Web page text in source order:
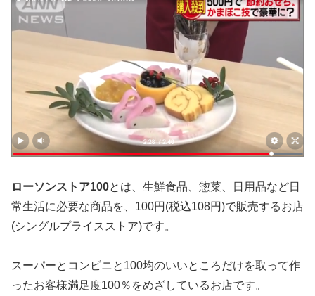
ローソンストア100とは、生鮮食品、惣菜、日用品など日
常生活に必要な商品を、100円(税込108円)で販売するお店
(シングルプライスストア)です。
スーパーとコンビニと100均のいいところだけを取って作
ったお客様満足度100％をめざしているお店です。